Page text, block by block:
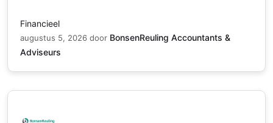
Financieel
augustus 5, 2026 door BonsenReuling Accountants &
Adviseurs